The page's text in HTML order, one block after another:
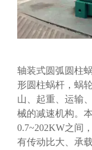
轴装式圆弧圆柱
形圆柱蜗杆，蜗
山、起重、运输
械的减速机构。
0.7~202KW之间
有传动比大、承